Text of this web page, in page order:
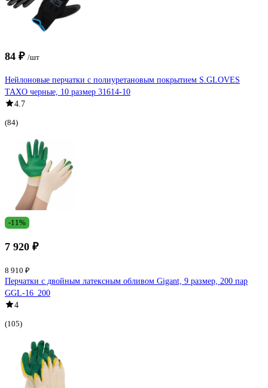
84 ₽ /шт
Нейлоновые перчатки с полиуретановым покрытием S.GLOVES
TAXO черные, 10 размер 31614-10
4.7
(84)
-11%
7 920 ₽
8 910 ₽
Перчатки с двойным латексным обливом Gigant, 9 размер, 200 пар
GGL-16_200
4
(105)